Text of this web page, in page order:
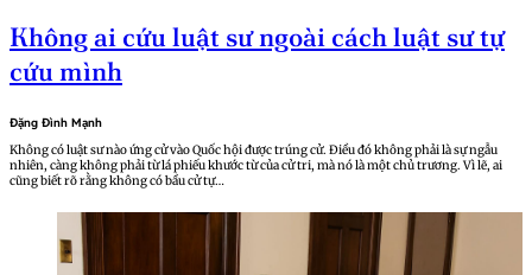
Không ai cứu luật sư ngoài cách luật sư tự
cứu mình
Đặng Đình Mạnh
Không có luật sư nào ứng cử vào Quốc hội được trúng cử. Điều đó không phải là sự ngẫu
nhiên, càng không phải từ lá phiếu khước từ của cử tri, mà nó là một chủ trương. Vì lẽ, ai
cũng biết rõ rằng không có bầu cử tự…